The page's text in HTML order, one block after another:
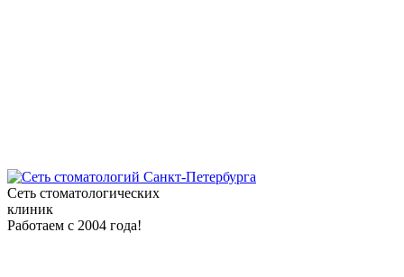
Сеть стоматологических
клиник
Работаем с 2004 года!